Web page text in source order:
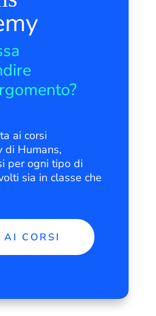
ai corsi
di Humans,
per ogni tipo di
sia in classe che
CORSI